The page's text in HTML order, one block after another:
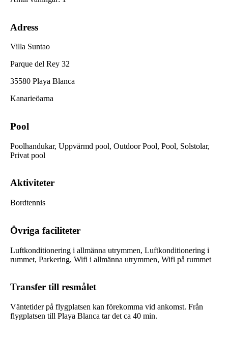
Adress
Villa Suntao
Parque del Rey 32
35580 Playa Blanca
Kanarieöarna
Pool
Poolhandukar, Uppvärmd pool, Outdoor Pool, Pool, Solstolar,
Privat pool
Aktiviteter
Bordtennis
Övriga faciliteter
Luftkonditionering i allmänna utrymmen, Luftkonditionering i
rummet, Parkering, Wifi i allmänna utrymmen, Wifi på rummet
Transfer till resmålet
Väntetider på flygplatsen kan förekomma vid ankomst. Från
flygplatsen till Playa Blanca tar det ca 40 min.